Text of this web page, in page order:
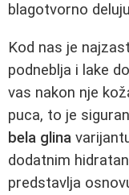
blagotvorno
Kod nas je
podneblja i lake
vas nakon nje
puca, to je
bela glina
dodatnim
predstavlja